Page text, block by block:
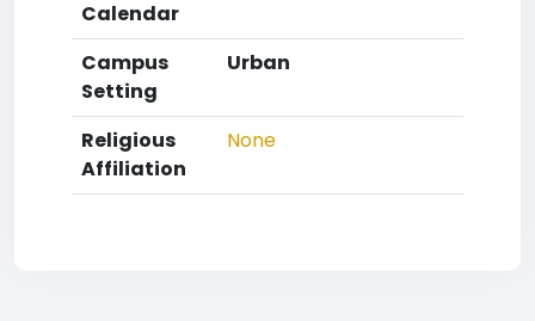
Calendar
Campus
Setting
Urban
Religious
Affiliation
None